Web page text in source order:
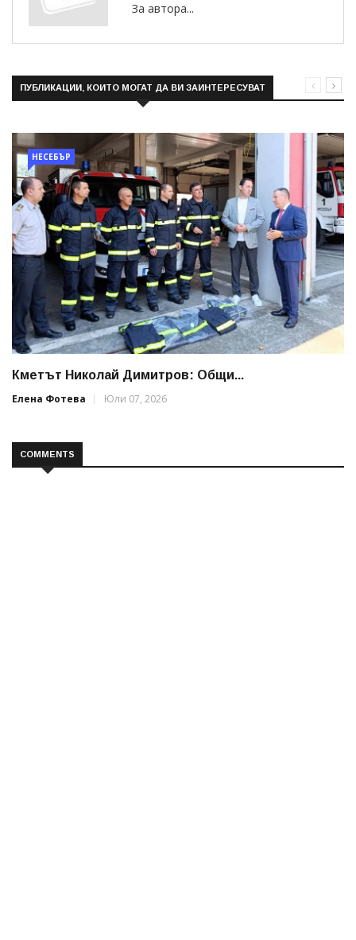
За автора...
ПУБЛИКАЦИИ, КОИТО МОГАТ ДА ВИ ЗАИНТЕРЕСУВАТ
НЕСЕБЪР
Кметът Николай Димитров: Общи...
Елена Фотева
Юли 07, 2026
COMMENTS